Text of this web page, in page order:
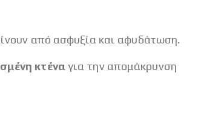
από ασφυξία και αφυδάτωση.
κτέναγια την απομάκρυνση